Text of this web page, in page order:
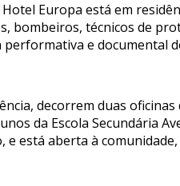
Europa está em
bombeiros, técnicos de
e documental
decorrem duas
da Escola Secundária
e está aberta à